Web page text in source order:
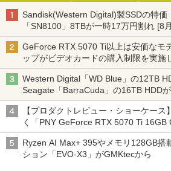
Sandisk(Western Digital)製SSDの特価
「SN8100」8TBが一時17万円割れ [8
GeForce RTX 5070 Ti以上は安価なモ
ップがビデオカードの購入制限を実施
る AKIBA PC Hotline! 先週のアクセス
26年8月3日
Western Digital「WD Blue」の12TB
Seagate「BarraCuda」の16TB HDD
NAS・ビジネス向けは上昇傾向 [8月
【プロダクトレビュー・ショーケース
く「PNY GeForce RTX 5070 Ti 16GB
ドでも2スロット厚で長さ30cm切り！
ーマンスと冷却は万全 text by 内田 泰
Ryzen AI Max+ 395やメモリ128GB搭
ション「EVO-X3」がGMKtecから